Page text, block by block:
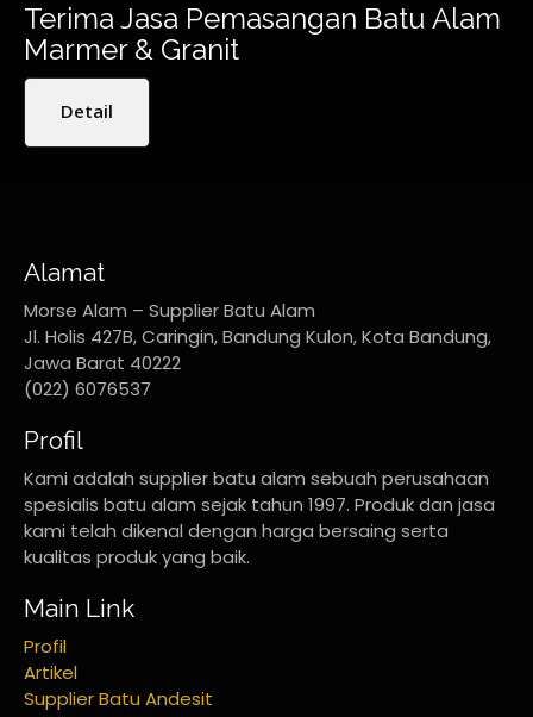
Terima Jasa Pemasangan Batu Alam
Marmer & Granit
Detail
Alamat
Morse Alam – Supplier Batu Alam
Jl. Holis 427B, Caringin, Bandung Kulon, Kota Bandung,
Jawa Barat 40222
(022) 6076537
Profil
Kami adalah supplier batu alam sebuah perusahaan
spesialis batu alam sejak tahun 1997. Produk dan jasa
kami telah dikenal dengan harga bersaing serta
kualitas produk yang baik.
Main Link
Profil
Artikel
Supplier Batu Andesit